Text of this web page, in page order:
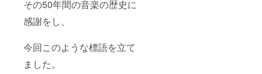
その50年間の音楽の歴史に
感謝をし、
今回このような標語を立て
ました。